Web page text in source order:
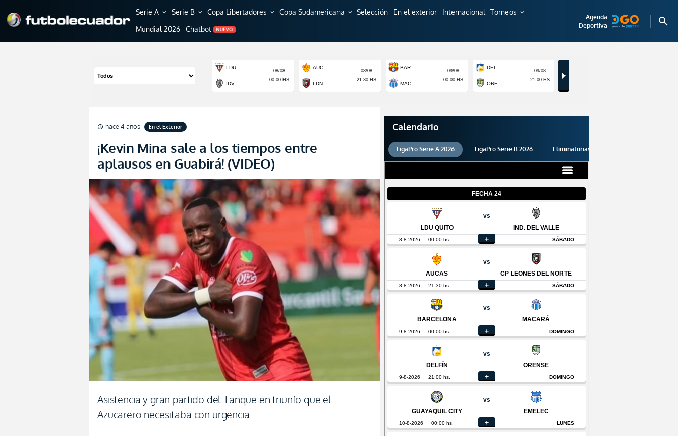
Serie A expand_more Serie B expand_more Copa Libertadores expand_more Copa Sudamericana expand_more Selección En el exterior Internacional Torneos expand_more
Mundial 2026 Chatbot NUEVO
Agenda
Deportiva
search
schedule hace 4 años En el Exterior
¡Kevin Mina sale a los tiempos entre
aplausos en Guabirá! (VIDEO)
Asistencia y gran partido del Tanque en triunfo que el
Azucarero necesitaba con urgencia
Calendario
LigaPro Serie A 2026 LigaPro Serie B 2026 Eliminatorias 2026